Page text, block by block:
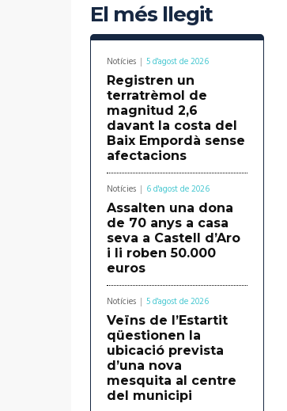
El més llegit
Notícies 5 d'agost de 2026
Registren un
terratrèmol de
magnitud 2,6
davant la costa del
Baix Empordà sense
afectacions
Notícies 6 d'agost de 2026
Assalten una dona
de 70 anys a casa
seva a Castell d’Aro
i li roben 50.000
euros
Notícies 5 d'agost de 2026
Veïns de l’Estartit
qüestionen la
ubicació prevista
d’una nova
mesquita al centre
del municipi